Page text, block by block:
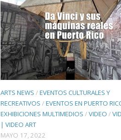
ARTS NEWS /EVENTOS CULTURALES Y
RECREATIVOS /EVENTOS EN PUERTO
EXHIBICIONES MULTIMEDIOS /VIDEO /
| VIDEO ART
MAYO 17, 2022